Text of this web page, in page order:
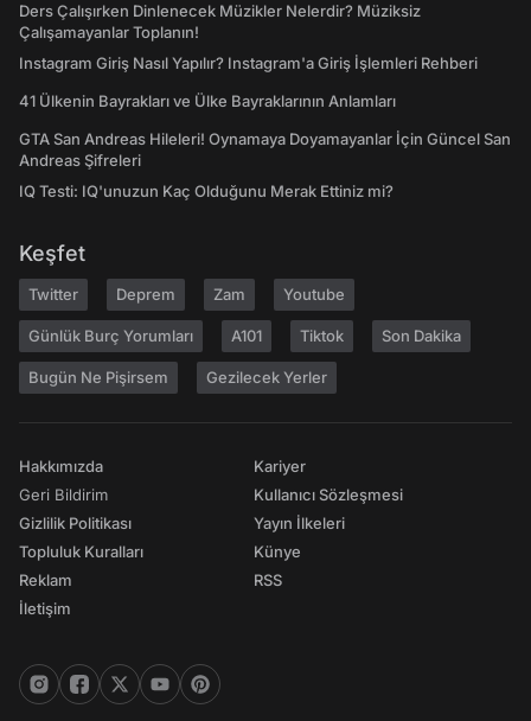
Ders Çalışırken Dinlenecek Müzikler Nelerdir? Müziksiz
Çalışamayanlar Toplanın!
Instagram Giriş Nasıl Yapılır? Instagram'a Giriş İşlemleri Rehberi
41 Ülkenin Bayrakları ve Ülke Bayraklarının Anlamları
GTA San Andreas Hileleri! Oynamaya Doyamayanlar İçin Güncel San
Andreas Şifreleri
IQ Testi: IQ'unuzun Kaç Olduğunu Merak Ettiniz mi?
Keşfet
Twitter Deprem Zam Youtube
Günlük Burç Yorumları A101 Tiktok Son Dakika
Bugün Ne Pişirsem Gezilecek Yerler
Hakkımızda
Geri Bildirim
Gizlilik Politikası
Topluluk Kuralları
Reklam
İletişim
Kariyer
Kullanıcı Sözleşmesi
Yayın İlkeleri
Künye
RSS